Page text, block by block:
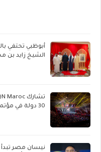
الشيخ زايد بن
30 دولة في مؤتمر V-Convention 2026 العالمي بماليزيا
نيسان مصر